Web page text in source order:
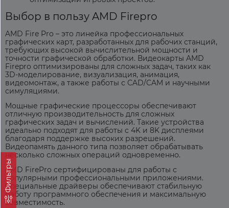
Фильтры
Выбор в пользу AMD Firepro
AMD Fire Pro – это линейка профессиональных
графических карт, разработанных для рабочих станций,
требующих высокой вычислительной мощности и
точности графической обработки. Видеокарты AMD
Firepro оптимизированы для сложных задач, таких как
3D-моделирование, визуализация, анимация,
видеомонтаж, а также работы с CAD/CAM и научными
симуляциями.
Мощные графические процессоры обеспечивают
отличную производительность для сложных
графических задач и вычислений. Такие устройства
идеально подходят для работы с 4K и 8K дисплеями
благодаря поддержке высоких разрешений.
Видеопамять данного типа позволяет обрабатывать
несколько сложных операций одновременно.
AMD FirePro сертифицированы для работы с
популярными профессиональными приложениями.
Специальные драйверы обеспечивают стабильную
работу программного обеспечения и максимальную
совместимость.